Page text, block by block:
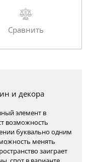
и декора
элемент в
возможность
буквально одним
менять
заиграет